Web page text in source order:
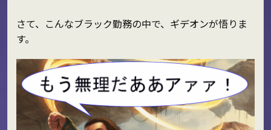
さて、こんなブラック勤務の中で、ギデオンが悟りま
す。